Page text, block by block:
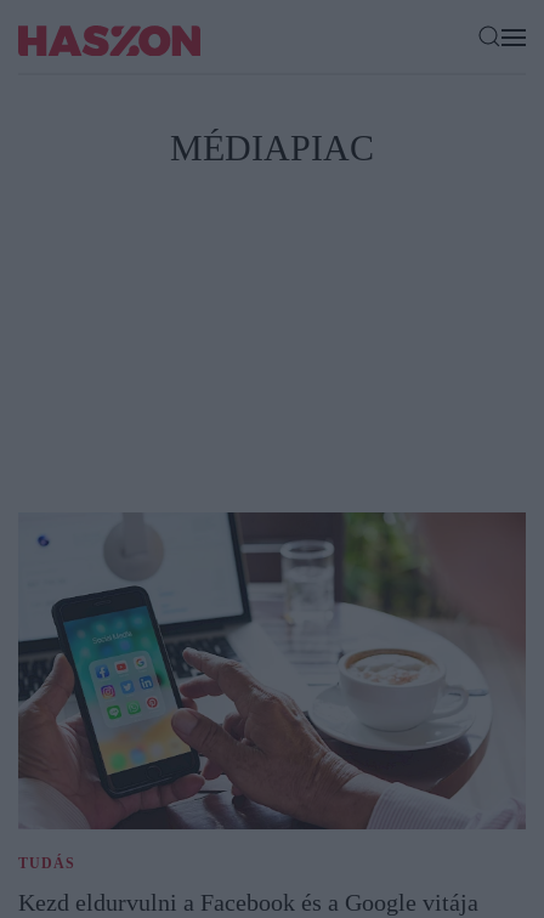
MÉDIAPIAC
TUDÁS
Kezd eldurvulni a Facebook és a Google vitája